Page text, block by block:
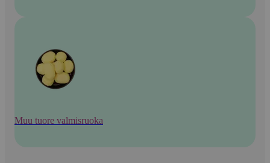
Muu tuore valmisruoka